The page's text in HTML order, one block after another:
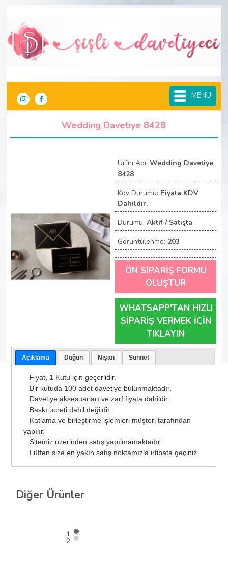
MENÜ
Wedding Davetiye 8428
Ürün Adı:Wedding Davetiye
8428
Kdv Durumu: Fiyata KDV
Dahildir.
Durumu:Aktif / Satışta
Görüntülenme: 203
ÖN SİPARİŞ FORMU
OLUŞTUR
WHATSAPP'TAN HIZLI
SİPARİŞ VERMEK İÇİN
TIKLAYIN
Açıklama Düğün Nişan Sünnet
Fiyat, 1 Kutu için geçerlidir.
Bir kutuda 100 adet davetiye bulunmaktadır.
Davetiye aksesuarları ve zarf fiyata dahildir.
Baskı ücreti dahil değildir.
Katlama ve birleştirme işlemleri müşteri tarafından
yapılır.
Sitemiz üzerinden satış yapılmamaktadır.
Lütfen size en yakın satış noktamızla irtibata geçiniz.
Diğer Ürünler